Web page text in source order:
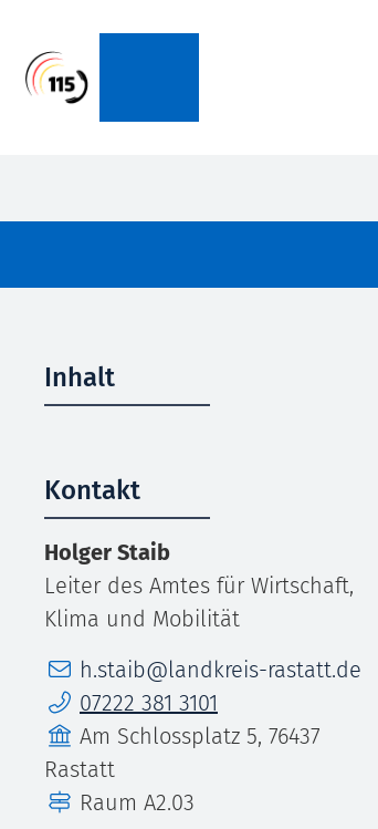
Inhalt
Kontakt
Holger Staib
Leiter des Amtes für Wirtschaft,
Klima und Mobilität
E-Mailh.staib@landkreis-rastatt.de
Telefon07222 381 3101
Gebäude
Am Schlossplatz 5, 76437
Rastatt
Raum A2.03